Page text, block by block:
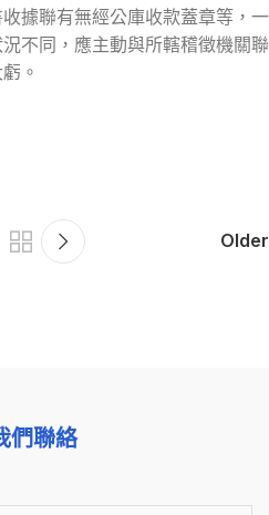
據聯有無經公庫收款蓋章等，一
不同，應主動與所轄稽徵機關聯
。
Older
們聯絡